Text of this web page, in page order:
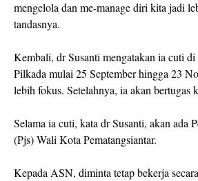
mengelola dan me-manage diri kita jadi
tandasnya.
Kembali, dr Susanti mengatakan ia cuti di
Pilkada mulai 25 September hingga 23
lebih fokus. Setelahnya, ia akan bertugas
Selama ia cuti, kata dr Susanti, akan ada
(Pjs) Wali Kota Pematangsiantar.
Kepada ASN, diminta tetap bekerja